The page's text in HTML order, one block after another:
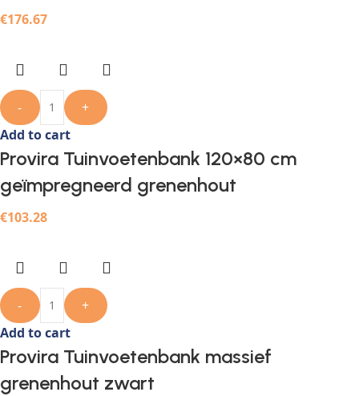
€176.67
-
+
Add to cart
Provira Tuinvoetenbank 120×80 cm
geïmpregneerd grenenhout
€103.28
-
+
Add to cart
Provira Tuinvoetenbank massief
grenenhout zwart